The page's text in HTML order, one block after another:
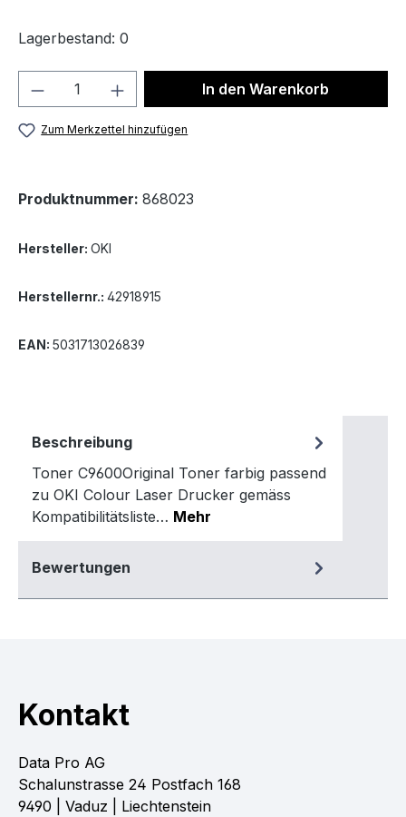
Lagerbestand: 0
Produkt Anzahl: Gib denIn den Warenkorb
Zum Merkzettel hinzufügen
Produktnummer: 868023
Hersteller: OKI
Herstellernr.: 42918915
EAN: 5031713026839
Beschreibung
Toner C9600Original Toner farbig passend
zu OKI Colour Laser Drucker gemäss
Kompatibilitätsliste… Mehr
Bewertungen
Kontakt
Data Pro AG
Schalunstrasse 24 Postfach 168
9490 | Vaduz | Liechtenstein